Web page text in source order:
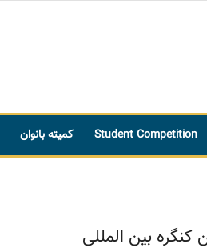
Student Competition کمیته بانوان
کنگره بین المللی